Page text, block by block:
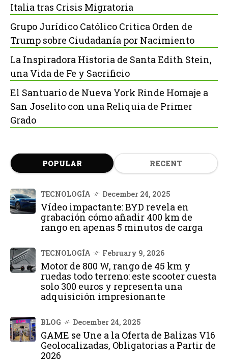
Italia tras Crisis Migratoria
Grupo Jurídico Católico Critica Orden de
Trump sobre Ciudadanía por Nacimiento
La Inspiradora Historia de Santa Edith Stein,
una Vida de Fe y Sacrificio
El Santuario de Nueva York Rinde Homaje a
San Joselito con una Reliquia de Primer
Grado
POPULAR RECENT
TECNOLOGÍA December 24, 2025
Vídeo impactante: BYD revela en
grabación cómo añadir 400 km de
rango en apenas 5 minutos de carga
TECNOLOGÍA February 9, 2026
Motor de 800 W, rango de 45 km y
ruedas todo terreno: este scooter cuesta
solo 300 euros y representa una
adquisición impresionante
BLOG December 24, 2025
GAME se Une a la Oferta de Balizas V16
Geolocalizadas, Obligatorias a Partir de
2026